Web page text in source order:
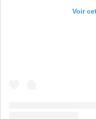
Voir